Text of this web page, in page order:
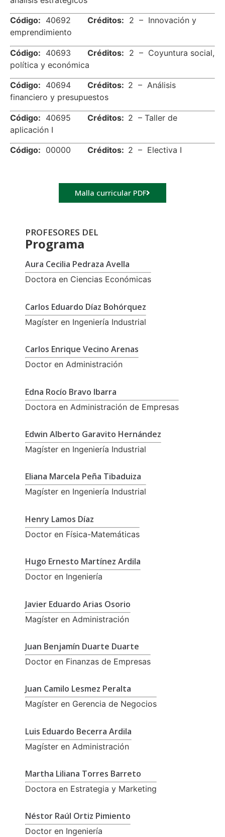
Código: 40692 Créditos: 2 – Innovación y
emprendimiento
Código: 40693 Créditos: 2 – Coyuntura social,
política y económica
Código: 40694 Créditos: 2 – Análisis
financiero y presupuestos
Código: 40695 Créditos: 2 – Taller de
aplicación I
Código: 00000 Créditos: 2 – Electiva I
Malla curricular PDF
PROFESORES DEL
Programa
Aura Cecilia Pedraza Avella
Doctora en Ciencias Económicas
Carlos Eduardo Díaz Bohórquez
Magíster en Ingeniería Industrial
Carlos Enrique Vecino Arenas
Doctor en Administración
Edna Rocío Bravo Ibarra
Doctora en Administración de Empresas
Edwin Alberto Garavito Hernández
Magíster en Ingeniería Industrial
Eliana Marcela Peña Tibaduiza
Magíster en Ingeniería Industrial
Henry Lamos Díaz
Doctor en Física-Matemáticas
Hugo Ernesto Martínez Ardila
Doctor en Ingeniería
Javier Eduardo Arias Osorio
Magíster en Administración
Juan Benjamín Duarte Duarte
Doctor en Finanzas de Empresas
Juan Camilo Lesmez Peralta
Magíster en Gerencia de Negocios
Luis Eduardo Becerra Ardila
Magíster en Administración
Martha Liliana Torres Barreto
Doctora en Estrategia y Marketing
Néstor Raúl Ortiz Pimiento
Doctor en Ingeniería